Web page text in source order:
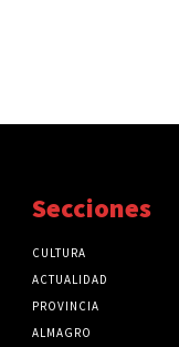
Secciones
CULTURA
ACTUALIDAD
PROVINCIA
ALMAGRO